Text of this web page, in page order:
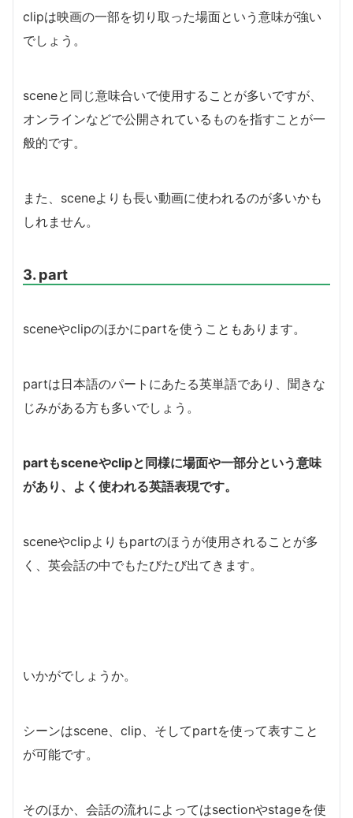
clipは映画の一部を切り取った場面という意味が強い
でしょう。
sceneと同じ意味合いで使用することが多いですが、
オンラインなどで公開されているものを指すことが一
般的です。
また、sceneよりも長い動画に使われるのが多いかも
しれません。
3. part
sceneやclipのほかにpartを使うこともあります。
partは日本語のパートにあたる英単語であり、聞きな
じみがある方も多いでしょう。
partもsceneやclipと同様に場面や一部分という意味
があり、よく使われる英語表現です。
sceneやclipよりもpartのほうが使用されることが多
く、英会話の中でもたびたび出てきます。
いかがでしょうか。
シーンはscene、clip、そしてpartを使って表すこと
が可能です。
そのほか、会話の流れによってはsectionやstageを使